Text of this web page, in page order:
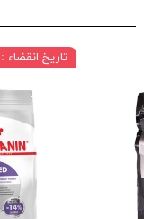
تاریخ انقضاء : 07/2027